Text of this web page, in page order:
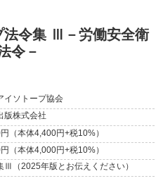
法令集 Ⅲ－労働安全衛
令－
イソトープ協会
版株式会社
（本体4,400円+税10%）
（本体4,000円+税10%）
Ⅲ （2025年版とお伝えください）